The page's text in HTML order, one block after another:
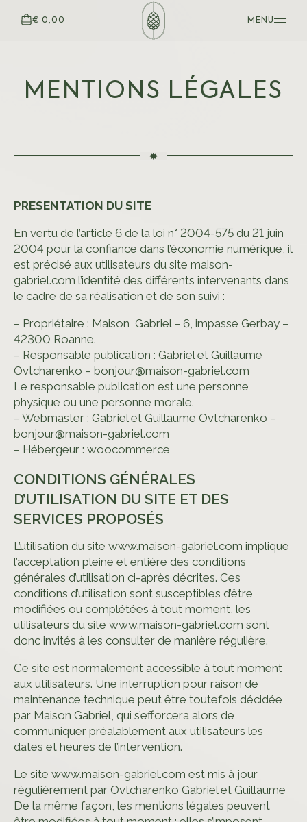
€ 0,00 MENU
BARON
ATELIER
CRÉATIONS
L'ATELIER
Personnalisation
FAQ
SHOP
Mon panier
Mon compte
LANGUES
Français
English
MENTIONS LÉGALES
PRESENTATION DU SITE
En vertu de l’article 6 de la loi n° 2004-575 du 21 juin
2004 pour la confiance dans l’économie numérique, il
est précisé aux utilisateurs du site maison-
gabriel.com l’identité des différents intervenants dans
le cadre de sa réalisation et de son suivi :
– Propriétaire : Maison Gabriel – 6, impasse Gerbay –
42300 Roanne.
– Responsable publication : Gabriel et Guillaume
Ovtcharenko – bonjour@maison-gabriel.com
Le responsable publication est une personne
physique ou une personne morale.
– Webmaster : Gabriel et Guillaume Ovtcharenko –
bonjour@maison-gabriel.com
– Hébergeur : woocommerce
CONDITIONS GÉNÉRALES
D’UTILISATION DU SITE ET DES
SERVICES PROPOSÉS
L’utilisation du site www.maison-gabriel.com implique
l’acceptation pleine et entière des conditions
générales d’utilisation ci-après décrites. Ces
conditions d’utilisation sont susceptibles d’être
modifiées ou complétées à tout moment, les
utilisateurs du site www.maison-gabriel.com sont
donc invités à les consulter de manière régulière.
Ce site est normalement accessible à tout moment
aux utilisateurs. Une interruption pour raison de
maintenance technique peut être toutefois décidée
par Maison Gabriel, qui s’efforcera alors de
communiquer préalablement aux utilisateurs les
dates et heures de l’intervention.
Le site www.maison-gabriel.com est mis à jour
régulièrement par Ovtcharenko Gabriel et Guillaume
De la même façon, les mentions légales peuvent